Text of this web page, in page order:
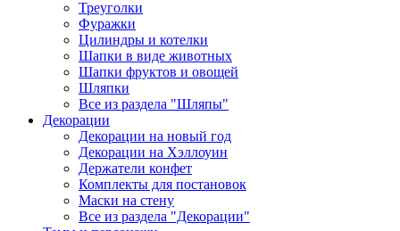
Треуголки
Фуражки
Цилиндры и котелки
Шапки в виде животных
Шапки фруктов и овощей
Шляпки
Все из раздела "Шляпы"
Декорации
Декорации на новый год
Декорации на Хэллоуин
Держатели конфет
Комплекты для постановок
Маски на стену
Все из раздела "Декорации"